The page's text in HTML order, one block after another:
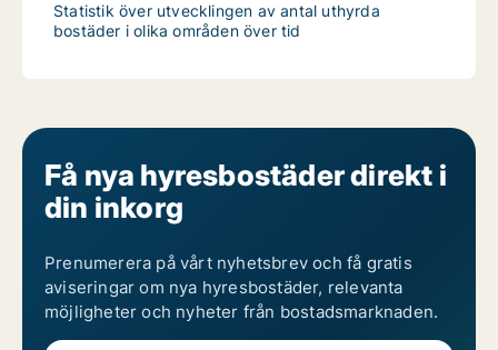
Statistik över utvecklingen av antal uthyrda
bostäder i olika områden över tid
Få nya hyresbostäder direkt i
din inkorg
Prenumerera på vårt nyhetsbrev och få gratis
aviseringar om nya hyresbostäder, relevanta
möjligheter och nyheter från bostadsmarknaden.